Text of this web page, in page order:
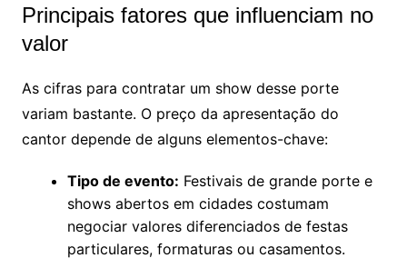
Principais fatores que influenciam no
valor
As cifras para contratar um show desse porte
variam bastante. O preço da apresentação do
cantor depende de alguns elementos-chave:
Tipo de evento: Festivais de grande porte e
shows abertos em cidades costumam
negociar valores diferenciados de festas
particulares, formaturas ou casamentos.